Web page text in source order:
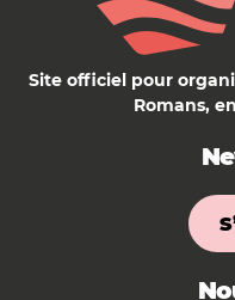
Site officiel pour
Romans,